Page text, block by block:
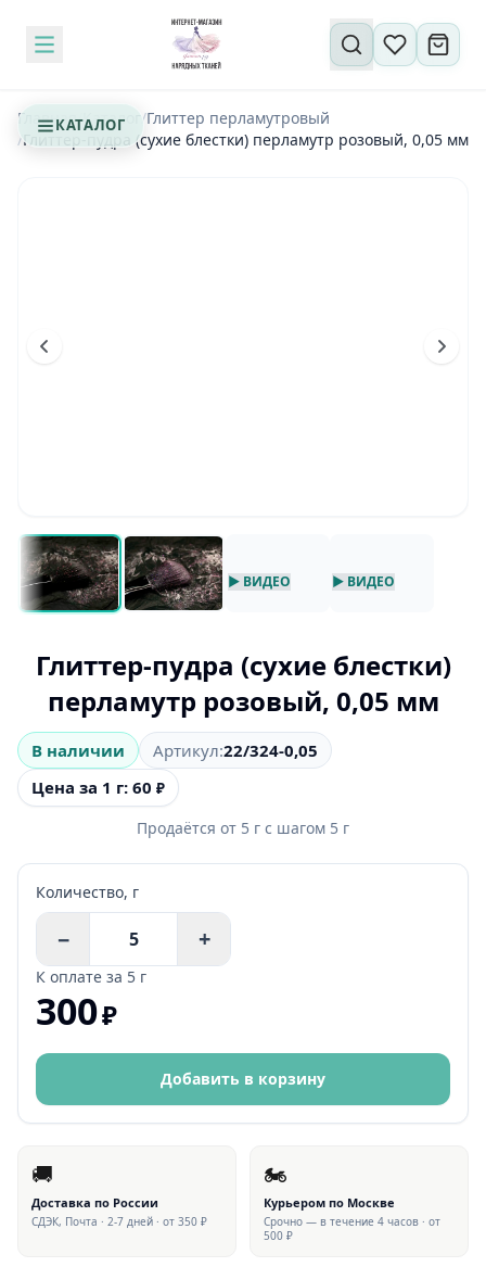
КАТАЛОГ
Поиск по сайту
Главная/Каталог/Глиттер перламутровый
/Глиттер-пудра (сухие блестки) перламутр розовый, 0,05 мм
▶ ВИДЕО ▶ ВИДЕО
Глиттер-пудра (сухие блестки)
перламутр розовый, 0,05 мм
В наличии Артикул:22/324-0,05
Цена за 1 г: 60 ₽
Продаётся от 5 г с шагом 5 г
Количество, г
− +
К оплате за 5 г
300₽
Добавить в корзину
🚚
Доставка по России
СДЭК, Почта · 2-7 дней · от 350 ₽
🏍
Курьером по Москве
Срочно — в течение 4 часов · от
500 ₽